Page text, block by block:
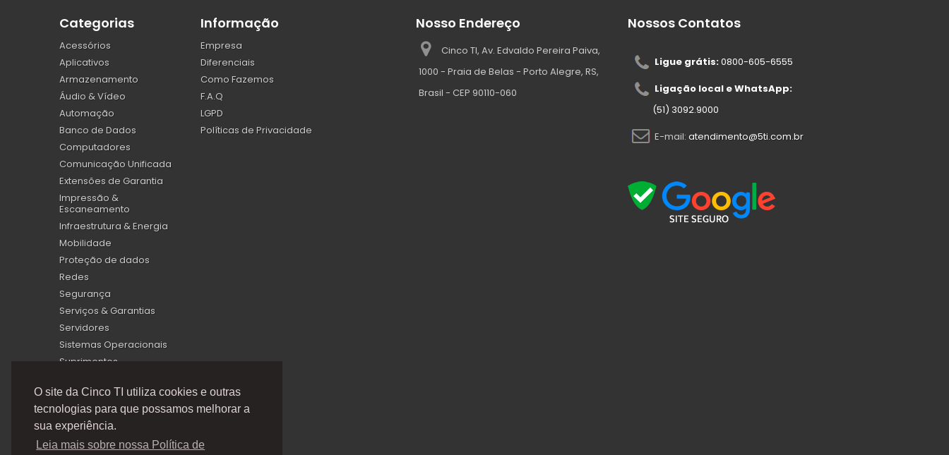
O site da Cinco TI utiliza cookies e outras
tecnologias para que possamos melhorar a
sua experiência.
Leia mais sobre nossa Política de
Categorias
Acessórios
Aplicativos
Armazenamento
Áudio & Vídeo
Automação
Banco de Dados
Computadores
Comunicação Unificada
Extensões de Garantia
Impressão &
Escaneamento
Infraestrutura & Energia
Mobilidade
Proteção de dados
Redes
Segurança
Serviços & Garantias
Servidores
Sistemas Operacionais
Suprimentos
Informação
Empresa
Diferenciais
Como Fazemos
F.A.Q
LGPD
Políticas de Privacidade
Nosso Endereço
Cinco TI, Av. Edvaldo Pereira Paiva,
1000 - Praia de Belas - Porto Alegre, RS,
Brasil - CEP 90110-060
Nossos Contatos
Ligue grátis:0800-605-6555
Ligação local e WhatsApp:
(51) 3092.9000
E-mail: atendimento@5ti.com.br